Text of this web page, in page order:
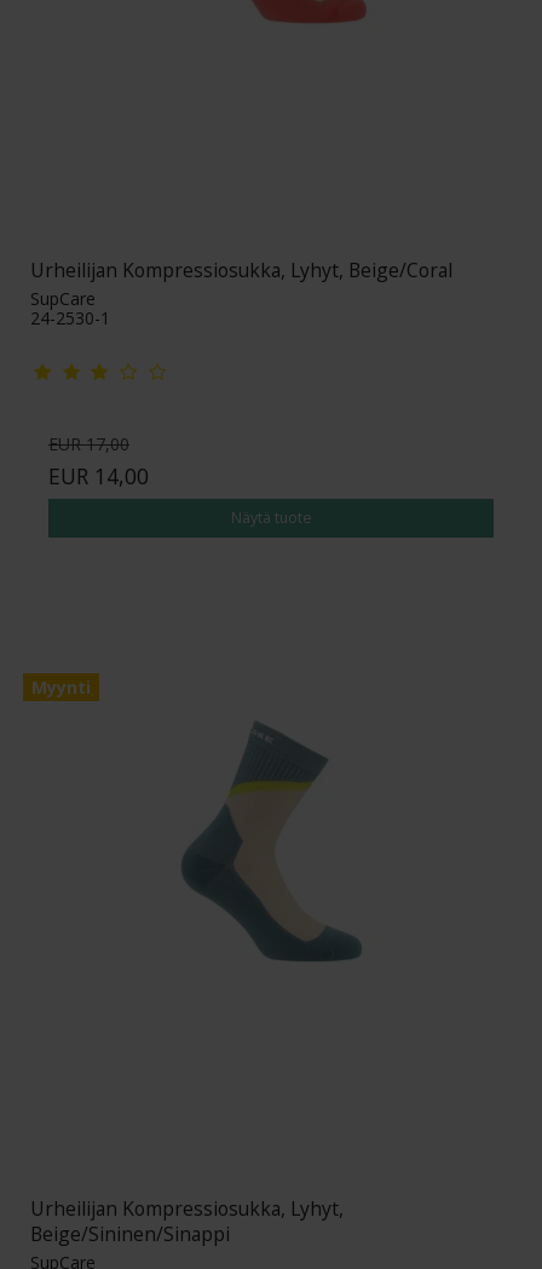
Urheilijan Kompressiosukka, Lyhyt, Beige/Coral
SupCare
24-2530-1
EUR 17,00
EUR 14,00
Näytä tuote
Myynti
Urheilijan Kompressiosukka, Lyhyt,
Beige/Sininen/Sinappi
SupCare